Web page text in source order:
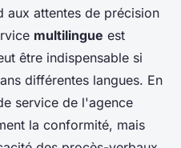
aux attentes de précision
multilingue est
être indispensable si
différentes langues. En
service de l'agence
la conformité, mais